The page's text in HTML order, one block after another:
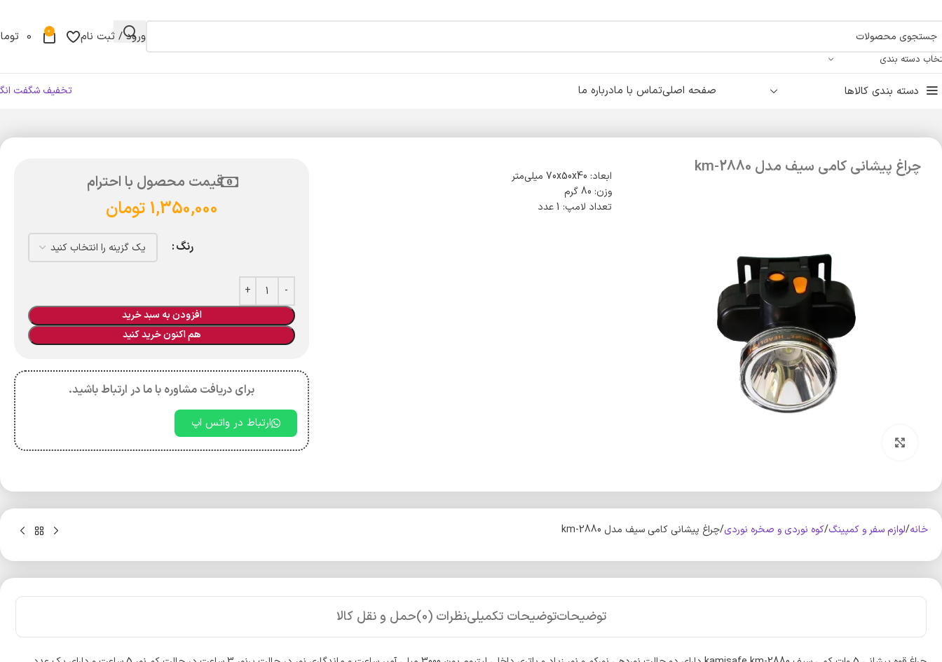
دسته بندی
ورود / ثبت نام 0
0
دسته بندی کالاها صفحه اصلیتماس با مادرباره ما تخفیف شگفت
چراغ پیشانی کامی سیف مدل km-2880
ابعاد: 70x50x40 میلی‌متر
وزن: 80 گرم
تعداد لامپ: 1 عدد
قیمت محصول با احترام
1,350,000 تومان
رنگ
افزودن به سبد خرید
هم اکنون خرید کنید
برای دریافت مشاوره با ما در ارتباط باشید.
ارتباط در واتس اپ
خانه لوازم سفر و کمپینگ کوه‌ نوردی و صخره نوردی چراغ پیشانی کامی سیف مدل km-2880
توضیحاتتوضیحات تکمیلینظرات (0) حمل و نقل کالا